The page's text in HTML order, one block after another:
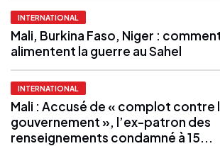
INTERNATIONAL
Mali, Burkina Faso, Niger :
alimentent la guerre au Sahel
INTERNATIONAL
Mali : Accusé de « complot contre
gouvernement », l’ex-patron des
renseignements condamné à 15...